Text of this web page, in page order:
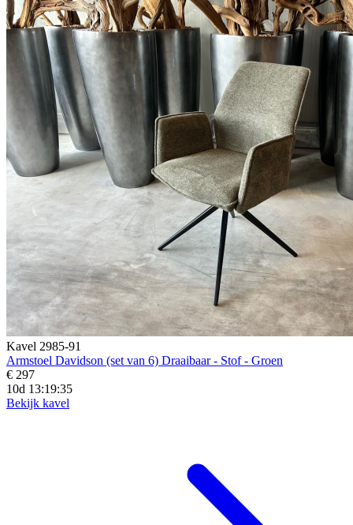
Kavel 2985-91
Armstoel Davidson (set van 6) Draaibaar - Stof - Groen
€ 297
10d 13:19:33
Bekijk kavel